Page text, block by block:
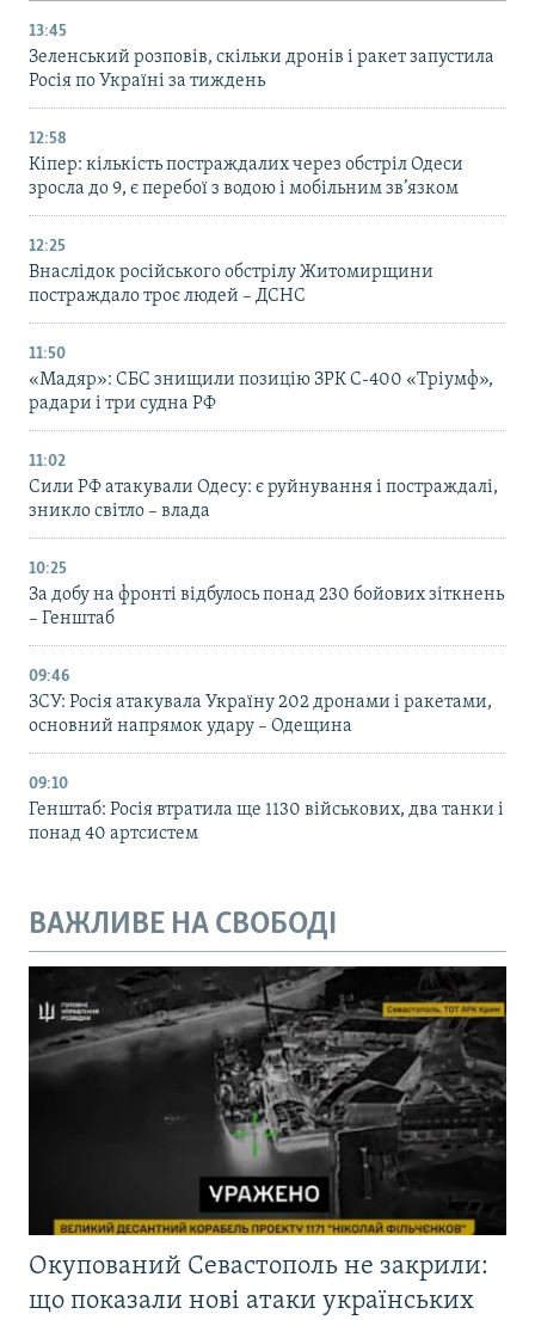
13:45
Зеленський розповів, скільки дронів і ракет запустила
Росія по Україні за тиждень
12:58
Кіпер: кількість постраждалих через обстріл Одеси
зросла до 9, є перебої з водою і мобільним зв’язком
12:25
Внаслідок російського обстрілу Житомирщини
постраждало троє людей – ДСНС
11:50
«Мадяр»: СБС знищили позицію ЗРК С-400 «Тріумф»,
радари і три судна РФ
11:02
Сили РФ атакували Одесу: є руйнування і постраждалі,
зникло світло – влада
10:25
За добу на фронті відбулось понад 230 бойових зіткнень
– Генштаб
09:46
ЗСУ: Росія атакувала Україну 202 дронами і ракетами,
основний напрямок удару – Одещина
09:10
Генштаб: Росія втратила ще 1130 військових, два танки і
понад 40 артсистем
ВАЖЛИВЕ НА СВОБОДІ
Окупований Севастополь не закрили:
що показали нові атаки українських